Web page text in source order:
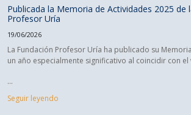
Publicada la Memoria de Actividades 2025 de
Profesor Uría
19/06/2026
La Fundación Profesor Uría ha publicado su
un año especialmente significativo al coincidir con el
...
Seguir leyendo